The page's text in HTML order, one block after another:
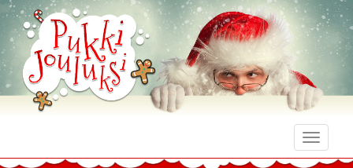
Toggle